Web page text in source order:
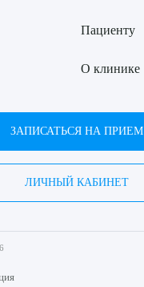
Пациенту
О клинике
ЗАПИСАТЬСЯ НА ПРИЕМ
ЛИЧНЫЙ КАБИНЕТ